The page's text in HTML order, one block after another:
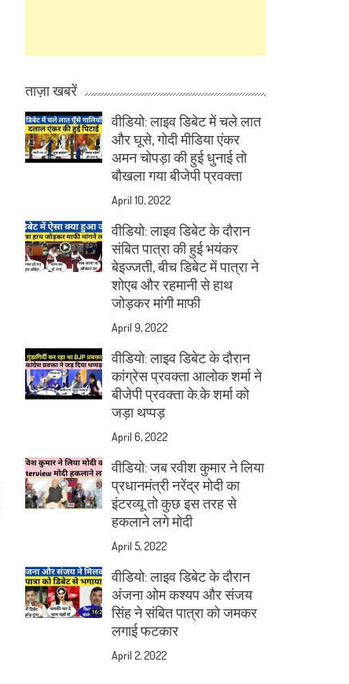
ताज़ा खबरें
वीडियो: लाइव डिबेट में चले लात
और घूसे, गोदी मीडिया एंकर
अमन चोपड़ा की हुई धुनाई तो
बौखला गया बीजेपी प्रवक्ता
April 10, 2022
वीडियो: लाइव डिबेट के दौरान
संबित पात्रा की हुई भयंकर
बेइज्जती, बीच डिबेट में पात्रा ने
शोएब और रहमानी से हाथ
जोड़कर मांगी माफी
April 9, 2022
वीडियो: लाइव डिबेट के दौरान
कांग्रेस प्रवक्ता आलोक शर्मा ने
बीजेपी प्रवक्ता के.के शर्मा को
जड़ा थप्पड़
April 6, 2022
वीडियो: जब रवीश कुमार ने लिया
प्रधानमंत्री नरेंद्र मोदी का
इंटरव्यू तो कुछ इस तरह से
हकलाने लगे मोदी
April 5, 2022
वीडियो: लाइव डिबेट के दौरान
अंजना ओम कश्यप और संजय
सिंह ने संबित पात्रा को जमकर
लगाई फटकार
April 2, 2022